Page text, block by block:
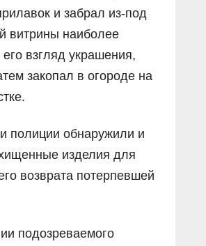
и забрал из-под
витрины наиболее
взгляд украшения,
закопал в огороде на
полиции обнаружили и
изделия для
возврата потерпевшей
подозреваемого